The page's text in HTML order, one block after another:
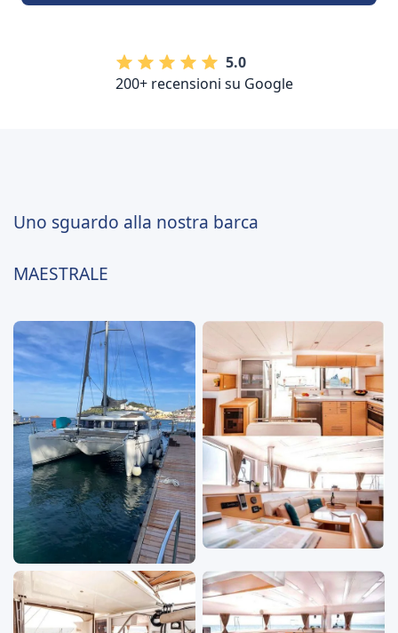
5.0
200+ recensioni su Google
Uno sguardo alla nostra barca
MAESTRALE